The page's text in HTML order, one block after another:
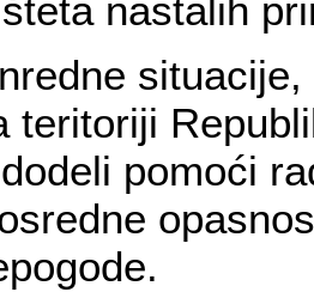
nastalih
teritoriji
pomoći